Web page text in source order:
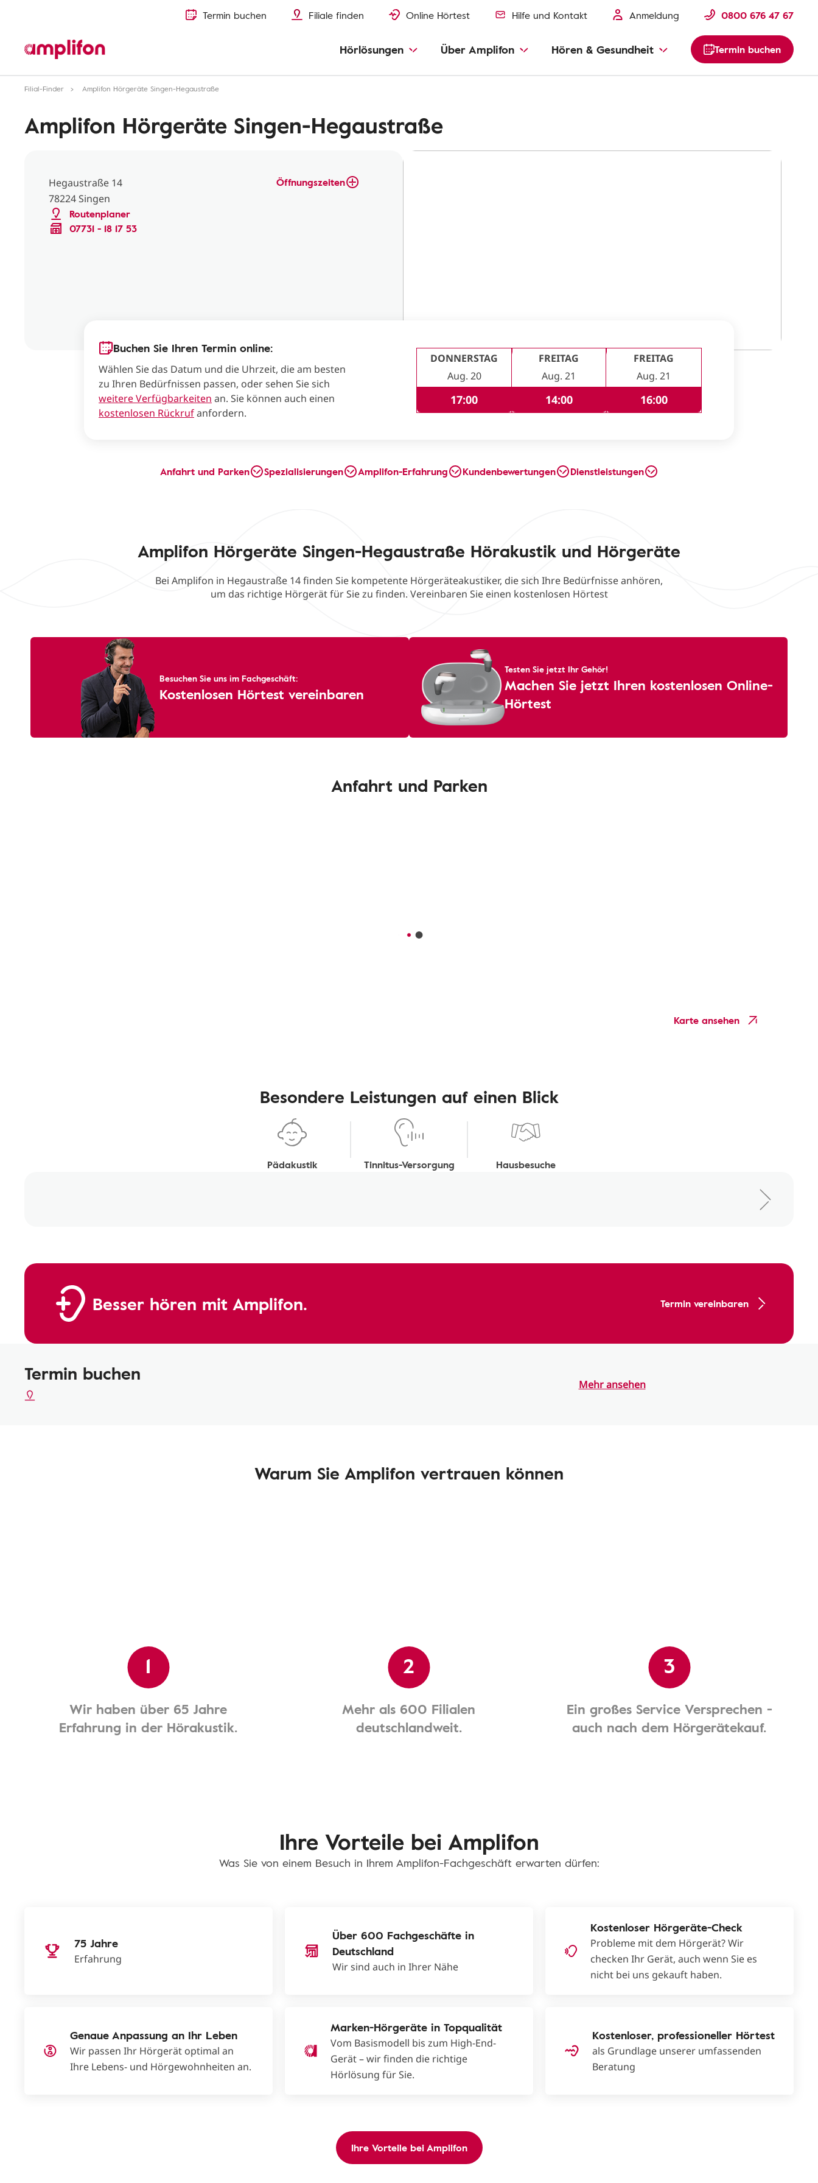
Termin buchen Filiale finden Online Hörtest Hilfe und Kontakt Anmeldung 0800 676 47 67
Hörlösungen Über Amplifon Hören & Gesundheit Termin buchen
Filial-Finder Amplifon Hörgeräte Singen-Hegaustraße
Amplifon Hörgeräte Singen-Hegaustraße
Hegaustraße 14
78224 Singen
Routenplaner
07731 - 18 17 53
Öffnungszeiten
Buchen Sie Ihren Termin online:
Wählen Sie das Datum und die Uhrzeit, die am besten
zu Ihren Bedürfnissen passen, oder sehen Sie sich
weitere Verfügbarkeiten an. Sie können auch einen
kostenlosen Rückrufanfordern.
DONNERSTAG
Aug. 20
17:00
FREITAG
Aug. 21
14:00
FREITAG
Aug. 21
16:00
Anfahrt und Parken Spezialisierungen Amplifon-Erfahrung Kundenbewertungen Dienstleistungen
Amplifon Hörgeräte Singen-Hegaustraße Hörakustik und Hörgeräte
Bei Amplifon in Hegaustraße 14 finden Sie kompetente Hörgeräteakustiker, die sich Ihre Bedürfnisse anhören,
um das richtige Hörgerät für Sie zu finden. Vereinbaren Sie einen kostenlosen Hörtest
Besuchen Sie uns im Fachgeschäft:
Kostenlosen Hörtest vereinbaren
Testen Sie jetzt Ihr Gehör!
Machen Sie jetzt Ihren kostenlosen Online-
Hörtest
Anfahrt und Parken
Karte ansehen
Besondere Leistungen auf einen Blick
Pädakustik Tinnitus-Versorgung Hausbesuche
Besser hören mit Amplifon. Termin vereinbaren
Termin buchen Mehr ansehen
Warum Sie Amplifon vertrauen können
1
Wir haben über 65 Jahre
Erfahrung in der Hörakustik.
2
Mehr als 600 Filialen
deutschlandweit.
3
Ein großes Service Versprechen -
auch nach dem Hörgerätekauf.
Ihre Vorteile bei Amplifon
Was Sie von einem Besuch in Ihrem Amplifon-Fachgeschäft erwarten dürfen:
75 Jahre
Erfahrung
Über 600 Fachgeschäfte in
Deutschland
Wir sind auch in Ihrer Nähe
Kostenloser Hörgeräte-Check
Probleme mit dem Hörgerät? Wir
checken Ihr Gerät, auch wenn Sie es
nicht bei uns gekauft haben.
Genaue Anpassung an Ihr Leben
Wir passen Ihr Hörgerät optimal an
Ihre Lebens- und Hörgewohnheiten an.
Marken-Hörgeräte in Topqualität
Vom Basismodell bis zum High-End-
Gerät – wir finden die richtige
Hörlösung für Sie.
Kostenloser, professioneller Hörtest
als Grundlage unserer umfassenden
Beratung
Ihre Vorteile bei Amplifon